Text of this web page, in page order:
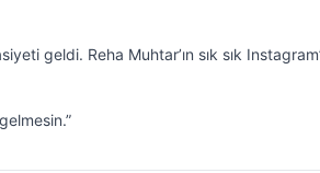
geldi. Reha Muhtar’ın sık sık